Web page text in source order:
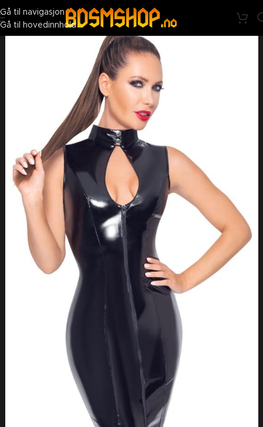
Gå til navigasjon
Gå til hovedinnhold
BDSMshop - Nå penere på utsiden. Like skitten på innsiden ;)